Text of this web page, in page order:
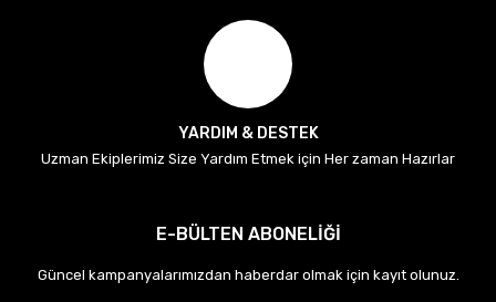
YARDIM & DESTEK
Uzman Ekiplerimiz Size Yardım Etmek için Her zaman Hazırlar
E-BÜLTEN ABONELİĞİ
Güncel kampanyalarımızdan haberdar olmak için kayıt olunuz.